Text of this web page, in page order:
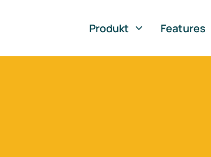
Produkt
Features